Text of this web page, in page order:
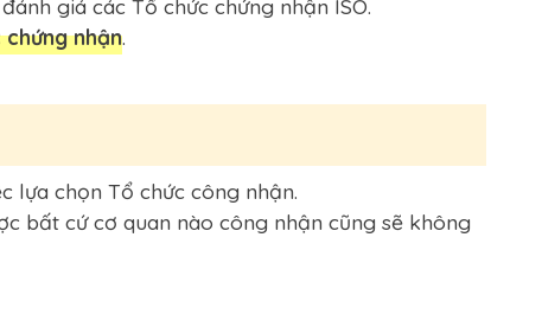
giá các Tổ chức chứng nhận ISO.
nhận.
lựa chọn Tổ chức công nhận.
bất cứ cơ quan nào công nhận cũng sẽ không